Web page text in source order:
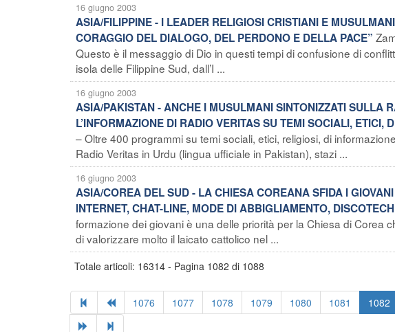
16 giugno 2003
ASIA/FILIPPINE - I LEADER RELIGIOSI CRISTIANI E
CORAGGIO DEL DIALOGO, DEL PERDONO E DELLA PACE”
Questo è il messaggio di Dio in questi tempi di confusione di
isola delle Filippine Sud, dall’I ...
16 giugno 2003
ASIA/PAKISTAN - ANCHE I MUSULMANI SINTONIZZATI SULLA
L’INFORMAZIONE DI RADIO VERITAS SU TEMI SOCIALI, ETICI,
– Oltre 400 programmi su temi sociali, etici, religiosi, di
Radio Veritas in Urdu (lingua ufficiale in Pakistan), stazi ...
16 giugno 2003
ASIA/COREA DEL SUD - LA CHIESA COREANA SFIDA I
INTERNET, CHAT-LINE, MODE DI ABBIGLIAMENTO,
formazione dei giovani è una delle priorità per la Chiesa di Corea
di valorizzare molto il laicato cattolico nel ...
Totale articoli: 16314 - Pagina 1082 di 1088
1076 1077 1078 1079 1080 1081 1082